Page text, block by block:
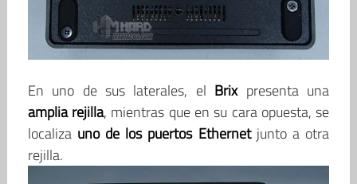
En uno de sus laterales, el Brixpresenta una
amplia rejilla, mientras que en su cara opuesta, se
localiza uno de los puertos Ethernetjunto a otra
rejilla.